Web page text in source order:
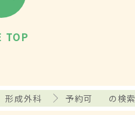
TOP
形成外科 予約可 の検